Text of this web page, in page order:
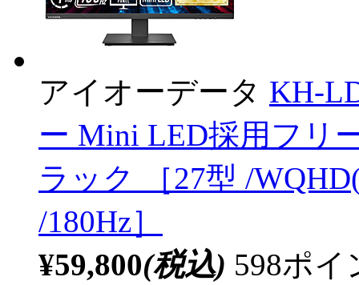
アイオーデータ KH-
ー Mini LED採用フリ
ラック ［27型 /
/180Hz］
¥59,800(税込) 598ポ